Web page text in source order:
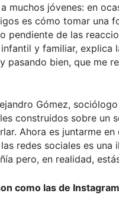
muchos jóvenes: en
es cómo tomar una
pendiente de las
y familiar,
pasando bien, que me
Gómez,
construidos sobre un
Ahora es juntarme
redes sociales es una
pero, en realidad,
como las de Instagram